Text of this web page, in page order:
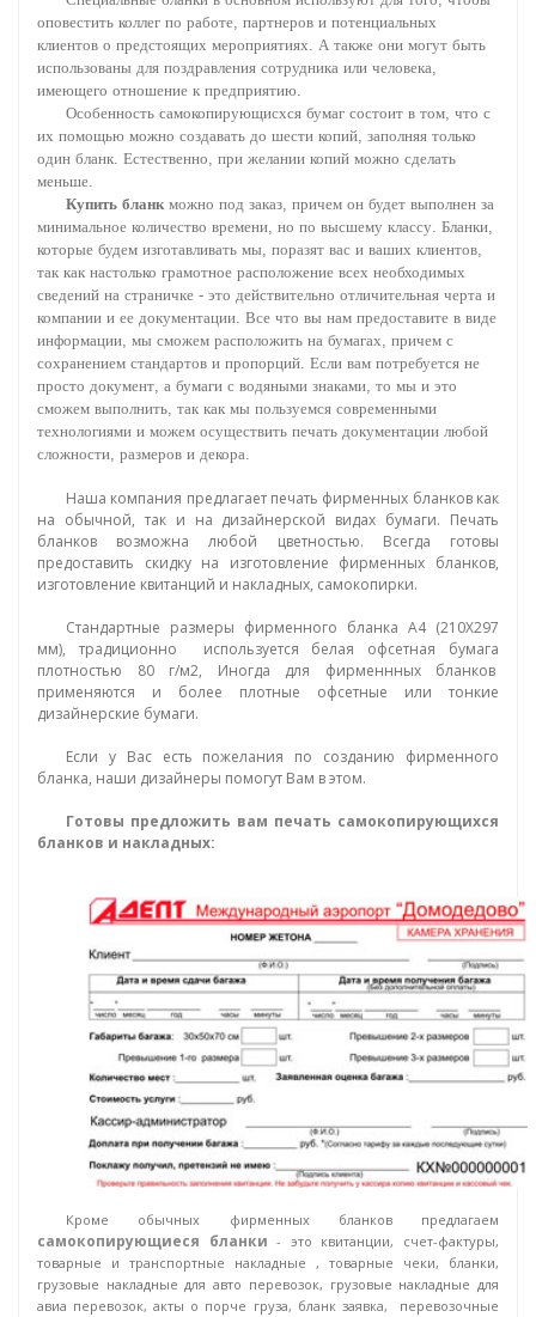
оповестить коллег по работе партнеров и потенциальных
клиентов о предстоящих мероприятиях А также они могут быть
использованы для поздравления сотрудника или человека
имеющего отношение к предприятию
Особенность самокопирующисхся бумаг состоит в том что с
их помощью можно создавать до шести копий заполняя только
один бланк Естественно при желании копий можно сделать
меньше
Купить бланк можно под заказ причем он будет выполнен за
минимальное количество времени но по высшему классу Бланки
которые будем изготавливать мы поразят вас и ваших клиентов
так как настолько грамотное расположение всех необходимых
сведений на страничке - это действительно отличительная черта и
компании и ее документации Все что вы нам предоставите в виде
информации мы сможем расположить на бумагах причем с
сохранением стандартов и пропорций Если вам потребуется не
просто документ а бумаги с водяными знаками то мы и это
сможем выполнить так как мы пользуемся современными
технологиями и можем осуществить печать документации любой
сложности размеров и декора
Наша компания предлагает печать фирменных бланков как
на обычной, так и на дизайнерской видах бумаги. Печать
бланков возможна любой цветностью. Всегда готовы
предоставить скидку на изготовление фирменных бланков,
изготовление квитанций и накладных, самокопирки.
Стандартные размеры фирменного бланка А4 (210Х297
мм), традиционно используется белая офсетная бумага
плотностью 80 г/м2, Иногда для фирменнных бланков
применяются и более плотные офсетные или тонкие
дизайнерские бумаги.
Если у Вас есть пожелания по созданию фирменного
бланка, наши дизайнеры помогут Вам в этом.
Готовы предложить вам печать самокопирующихся
бланков и накладных:
Кроме обычных фирменных бланков предлагаем
самокопирующиеся бланки - это квитанции, счет-фактуры,
товарные и транспортные накладные , товарные чеки, бланки,
грузовые накладные для авто перевозок, грузовые накладные для
авиа перевозок, акты о порче груза, бланк заявка, перевозочные